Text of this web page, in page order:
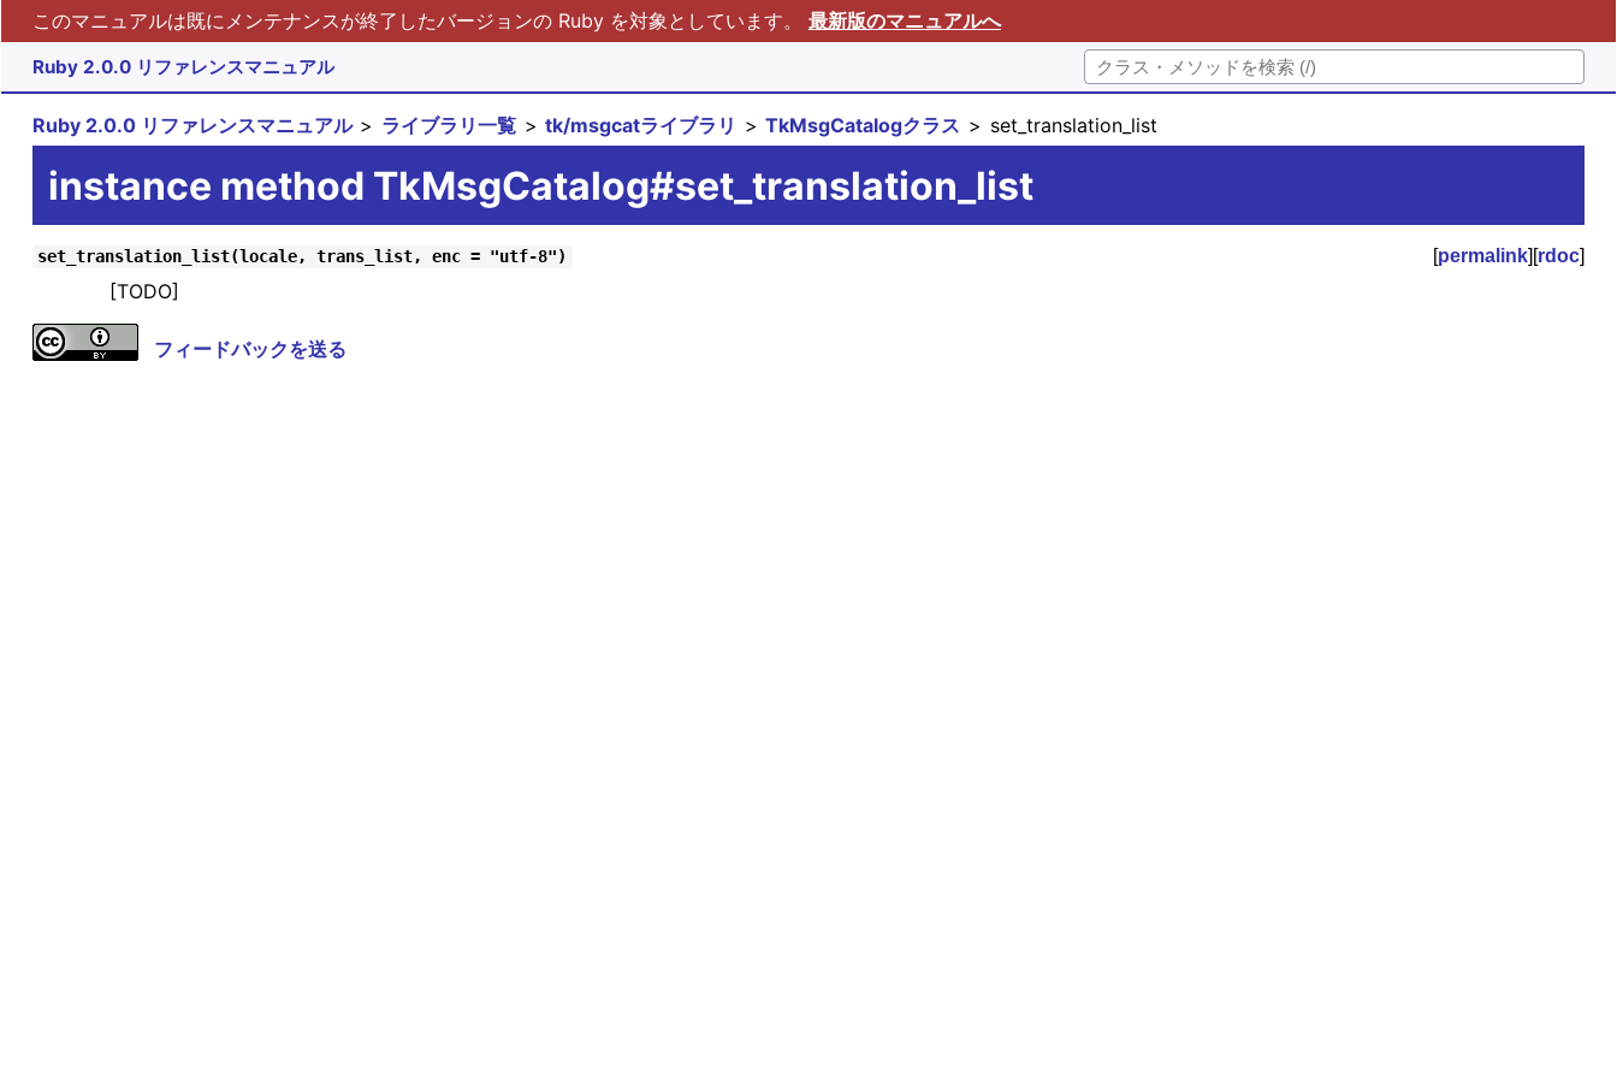
このマニュアルは既にメンテナンスが終了したバージョンの Ruby を対象としています。 最新版のマニュアルへ
Ruby 2.0.0 リファレンスマニュアル
Ruby 2.0.0 リファレンスマニュアル ライブラリ一覧 tk/msgcatライブラリ TkMsgCatalogクラス set_translation_list
instance method TkMsgCatalog#set_translation_list
set_translation_list(locale, trans_list, enc = "utf-8") [permalink][rdoc]
[TODO]
フィードバックを送る